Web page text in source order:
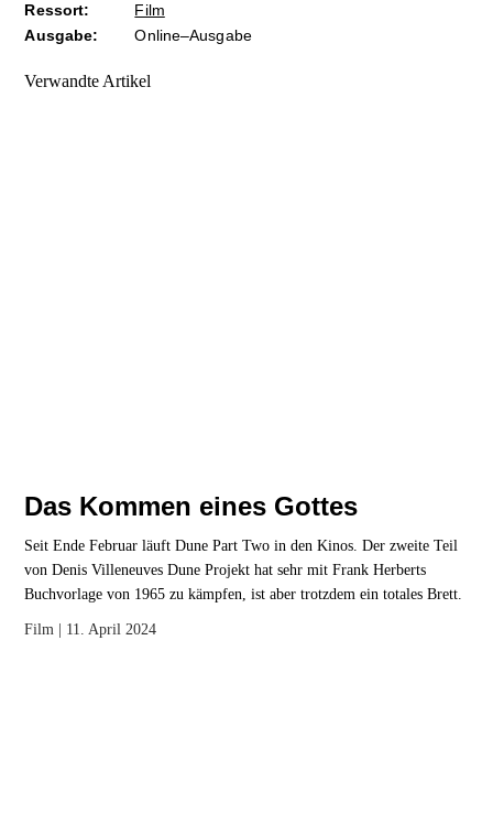
Ressort:
Film
Ausgabe:
Online–Ausgabe
Verwandte Artikel
Das Kommen eines Gottes
Seit Ende Februar läuft Dune Part Two in den Kinos. Der zweite Teil
von Denis Villeneuves Dune Projekt hat sehr mit Frank Herberts
Buchvorlage von 1965 zu kämpfen, ist aber trotzdem ein totales Brett.
Film | 11. April 2024